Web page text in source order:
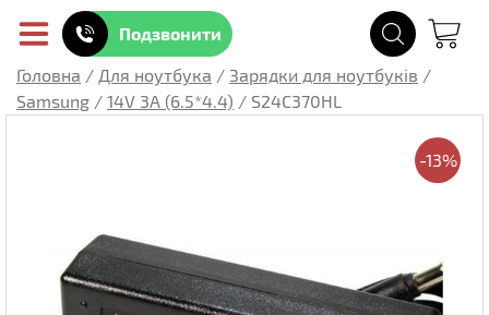
Подзвонити
Головна / Для ноутбука / Зарядки для ноутбуків /
Samsung / 14V 3A (6.5*4.4) / S24C370HL
-13%